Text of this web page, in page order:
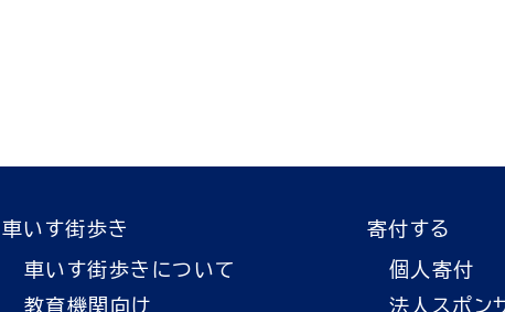
車いす街歩き
車いす街歩きについて
教育機関向け
寄付する
個人寄付
法人スポン